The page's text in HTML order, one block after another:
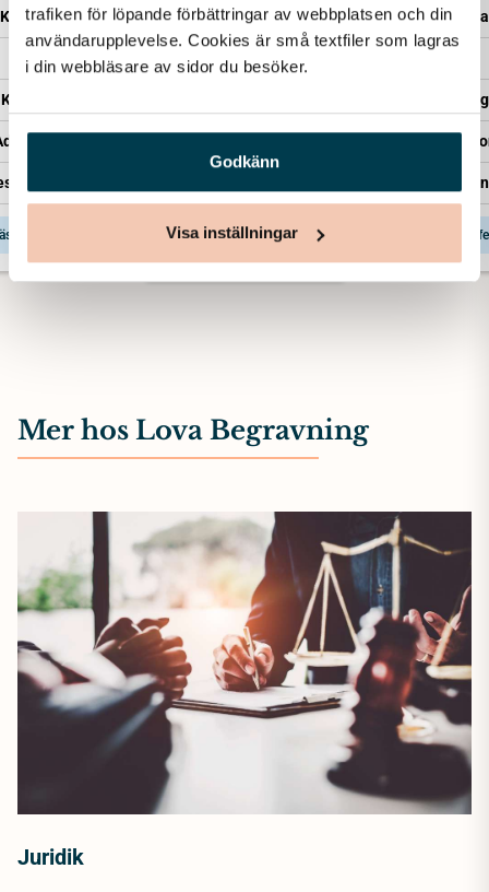
trafiken för löpande förbättringar av webbplatsen och din
användarupplevelse. Cookies är små textfiler som lagras
i din webbläsare av sidor du besöker.
Godkänn
Visa inställningar
Kista – Enkel
Transport
Kistläggning
från Lova
mer & få offert
Transport
Kistläggning
Administration
Representant från Lova
Läs mer & få offert
Kista – Saga
Kistläggning
Representant
Läs mer & få
Mer hos Lova Begravning
Juridik